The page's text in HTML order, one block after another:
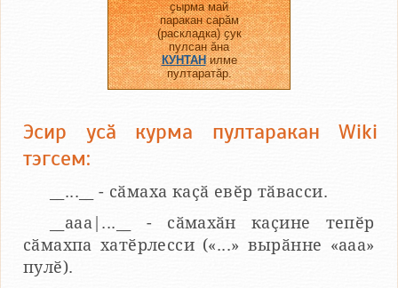
ҫырма май
паракан сарӑм
(раскладка) ҫук
пулсан ӑна
КУНТАНилме
пултаратӑр.
Эсир усӑ курма пултаракан Wiki
тэгсем:
__...__ - сӑмаха каҫӑ евӗр тӑвасси.
__aaa|...__ - сӑмахӑн каҫине тепӗр
сӑмахпа хатӗрлесси («...» вырӑнне «ааа»
пулӗ).